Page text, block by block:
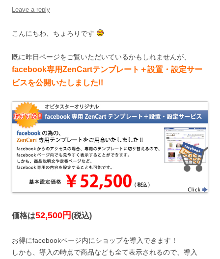
Leave a reply
こんにちわ、ちょろりです
既に昨日ページをご覧いただいているかもしれませんが、
facebook専用ZenCartテンプレート＋設置・設定サー
ビスを公開いたしました!!
価格は52,500円(税込)
お得にfacebookページ内にショップを導入できます！
しかも、導入の時点で商品なども全て表示されるので、導入